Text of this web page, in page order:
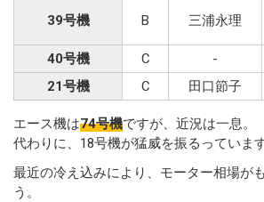
39号機 B 三浦永理
40号機
C -
21号機
C 田口節子
エース機は74号機ですが、近況は一息。
代わりに、18号機が猛威を振るっています
最近の冷え込みにより、モーター相場が
う。